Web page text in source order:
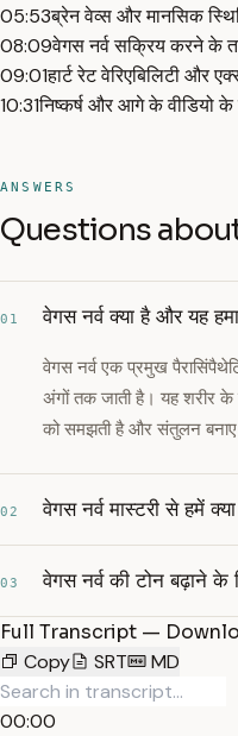
05:53ब्रेन वेव्स और मानसिक
08:09वेगस नर्व सक्रिय करने के
09:01हार्ट रेट वेरिएबिलिटी और
10:31निष्कर्ष और आगे के वीडियो
ANSWERS
Questions
01 वेगस नर्व क्या है और यह
वेगस नर्व एक प्रमुख
अंगों तक जाती है। यह शरीर के
को समझती है और संतुलन
02 वेगस नर्व मास्टरी से हमें
03 वेगस नर्व की टोन बढ़ाने के
Full Transcript —
Copy
SRT MD
00:00